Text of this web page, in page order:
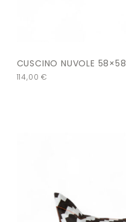
CUSCINO NUVOLE 58×58
114,00€